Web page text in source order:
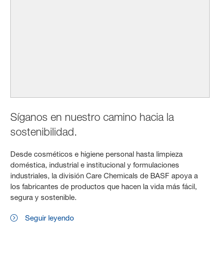
Síganos en nuestro camino hacia la
sostenibilidad.
Desde cosméticos e higiene personal hasta limpieza
doméstica, industrial e institucional y formulaciones
industriales, la división Care Chemicals de BASF apoya a
los fabricantes de productos que hacen la vida más fácil,
segura y sostenible.
Seguir leyendo